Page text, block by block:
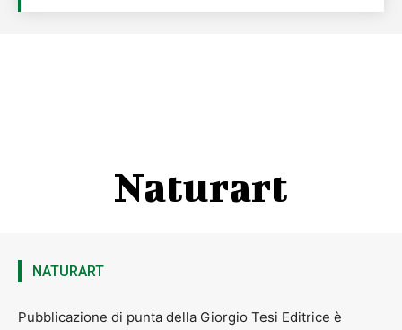
Naturart
NATURART
Pubblicazione di punta della Giorgio Tesi Editrice è